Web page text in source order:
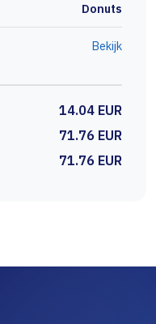
Donuts
Bekijk
14.04 EUR
71.76 EUR
71.76 EUR